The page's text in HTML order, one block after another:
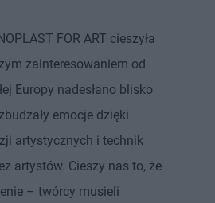
FOR ART cieszyła
zainteresowaniem od
Europy nadesłano blisko
emocje dzięki
artystycznych i technik
artystów. Cieszy nas to, że
– twórcy musieli